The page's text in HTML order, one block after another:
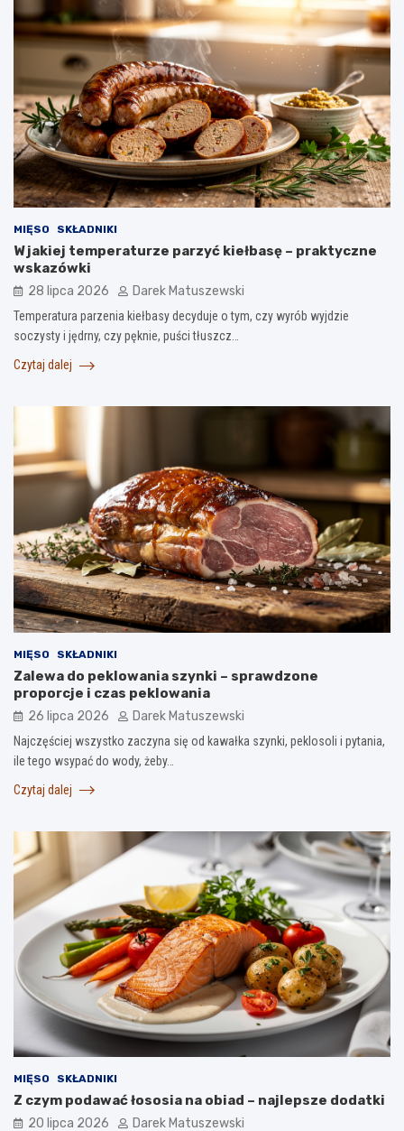
MIĘSO SKŁADNIKI
W jakiej temperaturze parzyć kiełbasę – praktyczne
wskazówki
28 lipca 2026 Darek Matuszewski
Temperatura parzenia kiełbasy decyduje o tym, czy wyrób wyjdzie
soczysty i jędrny, czy pęknie, puści tłuszcz…
Czytaj dalej
MIĘSO SKŁADNIKI
Zalewa do peklowania szynki – sprawdzone
proporcje i czas peklowania
26 lipca 2026 Darek Matuszewski
Najczęściej wszystko zaczyna się od kawałka szynki, peklosoli i pytania,
ile tego wsypać do wody, żeby…
Czytaj dalej
MIĘSO SKŁADNIKI
Z czym podawać łososia na obiad – najlepsze dodatki
20 lipca 2026 Darek Matuszewski